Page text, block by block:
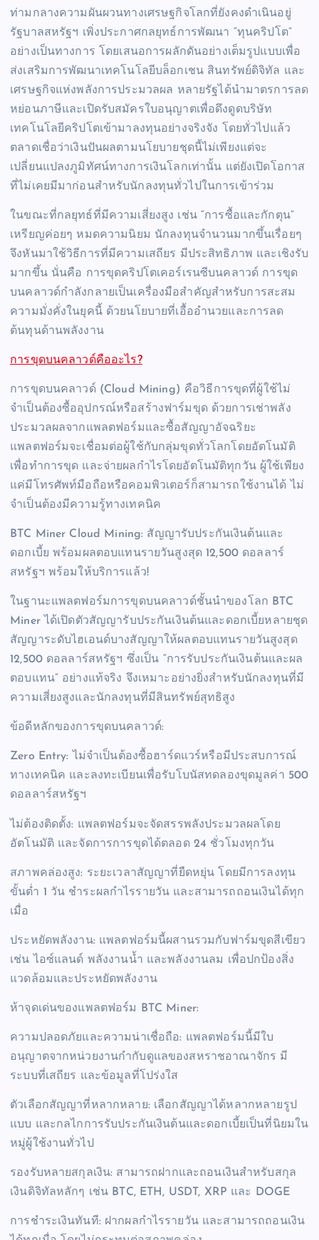
ท่ามกลางความผันผวนทางเศรษฐกิจโลกที่ยังคงดำเนินอยู่
รัฐบาลสหรัฐฯ เพิ่งประกาศกลยุทธ์การพัฒนา “ทุนคริปโต”
อย่างเป็นทางการ โดยเสนอการผลักดันอย่างเต็มรูปแบบเพื่อ
ส่งเสริมการพัฒนาเทคโนโลยีบล็อกเชน สินทรัพย์ดิจิทัล และ
เศรษฐกิจแห่งพลังการประมวลผล หลายรัฐได้นำมาตรการลด
หย่อนภาษีและเปิดรับสมัครใบอนุญาตเพื่อดึงดูดบริษัท
เทคโนโลยีคริปโตเข้ามาลงทุนอย่างจริงจัง โดยทั่วไปแล้ว
ตลาดเชื่อว่าเงินปันผลตามนโยบายชุดนี้ไม่เพียงแต่จะ
เปลี่ยนแปลงภูมิทัศน์ทางการเงินโลกเท่านั้น แต่ยังเปิดโอกาส
ที่ไม่เคยมีมาก่อนสำหรับนักลงทุนทั่วไปในการเข้าร่วม
ในขณะที่กลยุทธ์ที่มีความเสี่ยงสูง เช่น “การซื้อและกักตุน”
เหรียญค่อยๆ หมดความนิยม นักลงทุนจำนวนมากขึ้นเรื่อยๆ
จึงหันมาใช้วิธีการที่มีความเสถียร มีประสิทธิภาพ และเชิงรับ
มากขึ้น นั่นคือ การขุดคริปโตเคอร์เรนซีบนคลาวด์ การขุด
บนคลาวด์กำลังกลายเป็นเครื่องมือสำคัญสำหรับการสะสม
ความมั่งคั่งในยุคนี้ ด้วยนโยบายที่เอื้ออำนวยและการลด
ต้นทุนด้านพลังงาน
การขุดบนคลาวด์คืออะไร?
การขุดบนคลาวด์ (Cloud Mining) คือวิธีการขุดที่ผู้ใช้ไม่
จำเป็นต้องซื้ออุปกรณ์หรือสร้างฟาร์มขุด ด้วยการเช่าพลัง
ประมวลผลจากแพลตฟอร์มและซื้อสัญญาอัจฉริยะ
แพลตฟอร์มจะเชื่อมต่อผู้ใช้กับกลุ่มขุดทั่วโลกโดยอัตโนมัติ
เพื่อทำการขุด และจ่ายผลกำไรโดยอัตโนมัติทุกวัน ผู้ใช้เพียง
แค่มีโทรศัพท์มือถือหรือคอมพิวเตอร์ก็สามารถใช้งานได้ ไม่
จำเป็นต้องมีความรู้ทางเทคนิค
BTC Miner Cloud Mining: สัญญารับประกันเงินต้นและ
ดอกเบี้ย พร้อมผลตอบแทนรายวันสูงสุด 12,500 ดอลลาร์
สหรัฐฯ พร้อมให้บริการแล้ว!
ในฐานะแพลตฟอร์มการขุดบนคลาวด์ชั้นนำของโลก BTC
Miner ได้เปิดตัวสัญญารับประกันเงินต้นและดอกเบี้ยหลายชุด
สัญญาระดับไฮเอนด์บางสัญญาให้ผลตอบแทนรายวันสูงสุด
12,500 ดอลลาร์สหรัฐฯ ซึ่งเป็น “การรับประกันเงินต้นและผล
ตอบแทน” อย่างแท้จริง จึงเหมาะอย่างยิ่งสำหรับนักลงทุนที่มี
ความเสี่ยงสูงและนักลงทุนที่มีสินทรัพย์สุทธิสูง
ข้อดีหลักของการขุดบนคลาวด์:
Zero Entry: ไม่จำเป็นต้องซื้อฮาร์ดแวร์หรือมีประสบการณ์
ทางเทคนิค และลงทะเบียนเพื่อรับโบนัสทดลองขุดมูลค่า 500
ดอลลาร์สหรัฐฯ
ไม่ต้องติดตั้ง: แพลตฟอร์มจะจัดสรรพลังประมวลผลโดย
อัตโนมัติ และจัดการการขุดได้ตลอด 24 ชั่วโมงทุกวัน
สภาพคล่องสูง: ระยะเวลาสัญญาที่ยืดหยุ่น โดยมีการลงทุน
ขั้นต่ำ 1 วัน ชำระผลกำไรรายวัน และสามารถถอนเงินได้ทุก
เมื่อ
ประหยัดพลังงาน: แพลตฟอร์มนี้ผสานรวมกับฟาร์มขุดสีเขียว
เช่น ไอซ์แลนด์ พลังงานน้ำ และพลังงานลม เพื่อปกป้องสิ่ง
แวดล้อมและประหยัดพลังงาน
ห้าจุดเด่นของแพลตฟอร์ม BTC Miner:
ความปลอดภัยและความน่าเชื่อถือ: แพลตฟอร์มนี้มีใบ
อนุญาตจากหน่วยงานกำกับดูแลของสหราชอาณาจักร มี
ระบบที่เสถียร และข้อมูลที่โปร่งใส
ตัวเลือกสัญญาที่หลากหลาย: เลือกสัญญาได้หลากหลายรูป
แบบ และกลไกการรับประกันเงินต้นและดอกเบี้ยเป็นที่นิยมใน
หมู่ผู้ใช้งานทั่วไป
รองรับหลายสกุลเงิน: สามารถฝากและถอนเงินสำหรับสกุล
เงินดิจิทัลหลักๆ เช่น BTC, ETH, USDT, XRP และ DOGE
การชำระเงินทันที: ฝากผลกำไรรายวัน และสามารถถอนเงิน